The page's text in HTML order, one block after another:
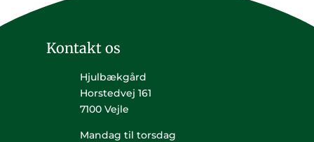
Kontakt os
Hjulbækgård
Horstedvej 161
7100 Vejle
Mandag til torsdag